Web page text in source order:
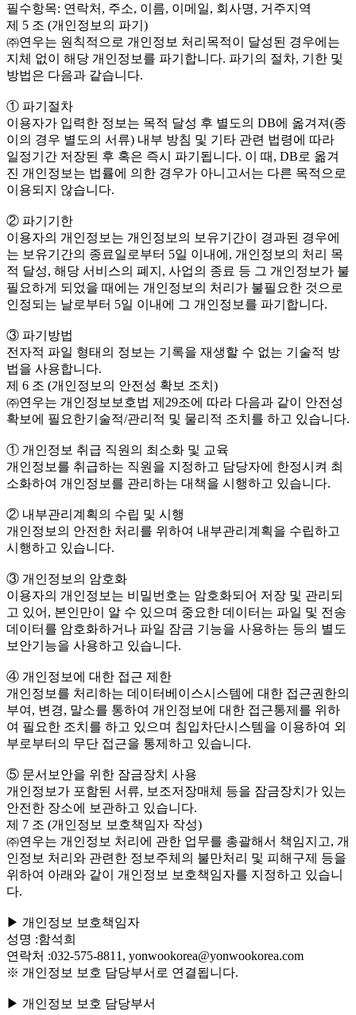
필수항목: 연락처, 주소, 이름, 이메일, 회사명, 거주지역
제 5 조 (개인정보의 파기)
㈜연우는 원칙적으로 개인정보 처리목적이 달성된 경우에는
지체 없이 해당 개인정보를 파기합니다. 파기의 절차, 기한 및
방법은 다음과 같습니다.
① 파기절차
이용자가 입력한 정보는 목적 달성 후 별도의 DB에 옮겨져(종
이의 경우 별도의 서류) 내부 방침 및 기타 관련 법령에 따라
일정기간 저장된 후 혹은 즉시 파기됩니다. 이 때, DB로 옮겨
진 개인정보는 법률에 의한 경우가 아니고서는 다른 목적으로
이용되지 않습니다.
② 파기기한
이용자의 개인정보는 개인정보의 보유기간이 경과된 경우에
는 보유기간의 종료일로부터 5일 이내에, 개인정보의 처리 목
적 달성, 해당 서비스의 폐지, 사업의 종료 등 그 개인정보가 불
필요하게 되었을 때에는 개인정보의 처리가 불필요한 것으로
인정되는 날로부터 5일 이내에 그 개인정보를 파기합니다.
③ 파기방법
전자적 파일 형태의 정보는 기록을 재생할 수 없는 기술적 방
법을 사용합니다.
제 6 조 (개인정보의 안전성 확보 조치)
㈜연우는 개인정보보호법 제29조에 따라 다음과 같이 안전성
확보에 필요한기술적/관리적 및 물리적 조치를 하고 있습니다.
① 개인정보 취급 직원의 최소화 및 교육
개인정보를 취급하는 직원을 지정하고 담당자에 한정시켜 최
소화하여 개인정보를 관리하는 대책을 시행하고 있습니다.
② 내부관리계획의 수립 및 시행
개인정보의 안전한 처리를 위하여 내부관리계획을 수립하고
시행하고 있습니다.
③ 개인정보의 암호화
이용자의 개인정보는 비밀번호는 암호화되어 저장 및 관리되
고 있어, 본인만이 알 수 있으며 중요한 데이터는 파일 및 전송
데이터를 암호화하거나 파일 잠금 기능을 사용하는 등의 별도
보안기능을 사용하고 있습니다.
④ 개인정보에 대한 접근 제한
개인정보를 처리하는 데이터베이스시스템에 대한 접근권한의
부여, 변경, 말소를 통하여 개인정보에 대한 접근통제를 위하
여 필요한 조치를 하고 있으며 침입차단시스템을 이용하여 외
부로부터의 무단 접근을 통제하고 있습니다.
⑤ 문서보안을 위한 잠금장치 사용
개인정보가 포함된 서류, 보조저장매체 등을 잠금장치가 있는
안전한 장소에 보관하고 있습니다.
제 7 조 (개인정보 보호책임자 작성)
㈜연우는 개인정보 처리에 관한 업무를 총괄해서 책임지고, 개
인정보 처리와 관련한 정보주체의 불만처리 및 피해구제 등을
위하여 아래와 같이 개인정보 보호책임자를 지정하고 있습니
다.
▶ 개인정보 보호책임자
성명 :함석희
연락처 :032-575-8811, yonwookorea@yonwookorea.com
※ 개인정보 보호 담당부서로 연결됩니다.
▶ 개인정보 보호 담당부서